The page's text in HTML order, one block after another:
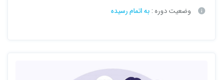
وضعیت دوره : به اتمام رسیده